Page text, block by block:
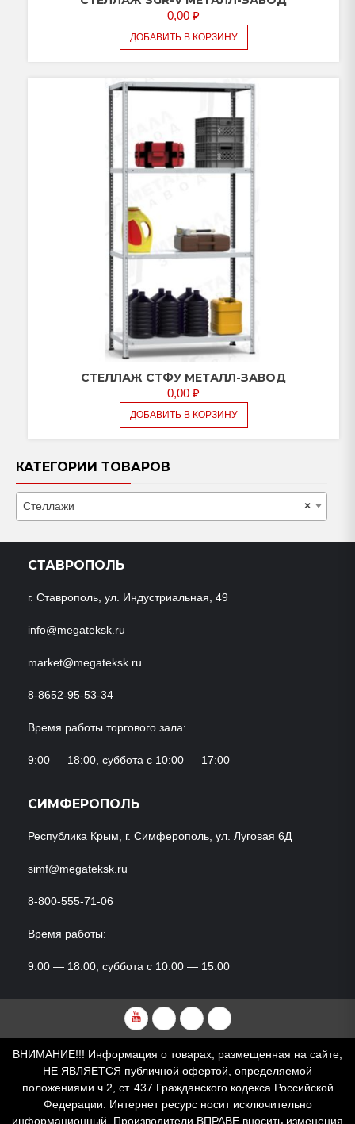
0,00 ₽
ДОБАВИТЬ В КОРЗИНУ
СТЕЛЛАЖ СТФУ МЕТАЛЛ-ЗАВОД
0,00 ₽
ДОБАВИТЬ В КОРЗИНУ
КАТЕГОРИИ ТОВАРОВ
×
Стеллажи
СТАВРОПОЛЬ
г. Ставрополь, ул. Индустриальная, 49
info@megateksk.ru
market@megateksk.ru
8-8652-95-53-34
Время работы торгового зала:
9:00 — 18:00, суббота с 10:00 — 17:00
СИМФЕРОПОЛЬ
Республика Крым, г. Симферополь, ул. Луговая 6Д
simf@megateksk.ru
8-800-555-71-06
Время работы:
9:00 — 18:00, суббота с 10:00 — 15:00
YouTubeVKvideoRuTubeDzen
ВНИМАНИЕ!!! Информация о товарах, размещенная на сайте,
НЕ ЯВЛЯЕТСЯ публичной офертой, определяемой
положениями ч.2, ст. 437 Гражданского кодекса Российской
Федерации. Интернет ресурс носит исключительно
информационный. Производители ВПРАВЕ вносить изменения